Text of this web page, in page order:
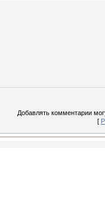
Добавлять комментарии
[